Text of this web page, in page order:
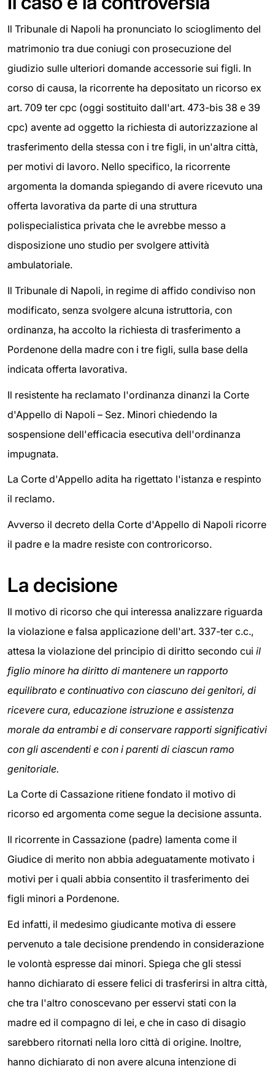
Il Tribunale di Napoli ha pronunciato lo scioglimento del
matrimonio tra due coniugi con prosecuzione del
giudizio sulle ulteriori domande accessorie sui figli. In
corso di causa, la ricorrente ha depositato un ricorso ex
art. 709 ter cpc (oggi sostituito dall'art. 473-bis 38 e 39
cpc) avente ad oggetto la richiesta di autorizzazione al
trasferimento della stessa con i tre figli, in un'altra città,
per motivi di lavoro. Nello specifico, la ricorrente
argomenta la domanda spiegando di avere ricevuto una
offerta lavorativa da parte di una struttura
polispecialistica privata che le avrebbe messo a
disposizione uno studio per svolgere attività
ambulatoriale.
Il Tribunale di Napoli, in regime di affido condiviso non
modificato, senza svolgere alcuna istruttoria, con
ordinanza, ha accolto la richiesta di trasferimento a
Pordenone della madre con i tre figli, sulla base della
indicata offerta lavorativa.
Il resistente ha reclamato l'ordinanza dinanzi la Corte
d'Appello di Napoli – Sez. Minori chiedendo la
sospensione dell'efficacia esecutiva dell'ordinanza
impugnata.
La Corte d'Appello adita ha rigettato l'istanza e respinto
il reclamo.
Avverso il decreto della Corte d'Appello di Napoli ricorre
il padre e la madre resiste con controricorso.
La decisione
Il motivo di ricorso che qui interessa analizzare riguarda
la violazione e falsa applicazione dell'art. 337-ter c.c.,
attesa la violazione del principio di diritto secondo cui il
figlio minore ha diritto di mantenere un rapporto
equilibrato e continuativo con ciascuno dei genitori, di
ricevere cura, educazione istruzione e assistenza
morale da entrambi e di conservare rapporti significativi
con gli ascendenti e con i parenti di ciascun ramo
genitoriale.
La Corte di Cassazione ritiene fondato il motivo di
ricorso ed argomenta come segue la decisione assunta.
Il ricorrente in Cassazione (padre) lamenta come il
Giudice di merito non abbia adeguatamente motivato i
motivi per i quali abbia consentito il trasferimento dei
figli minori a Pordenone.
Ed infatti, il medesimo giudicante motiva di essere
pervenuto a tale decisione prendendo in considerazione
le volontà espresse dai minori. Spiega che gli stessi
hanno dichiarato di essere felici di trasferirsi in altra città,
che tra l'altro conoscevano per esservi stati con la
madre ed il compagno di lei, e che in caso di disagio
sarebbero ritornati nella loro città di origine. Inoltre,
hanno dichiarato di non avere alcuna intenzione di